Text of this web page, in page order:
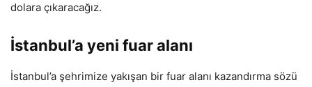
dolara çıkaracağız.
İstanbul’a yeni fuar alanı
İstanbul’a şehrimize yakışan bir fuar alanı kazandırma sözü